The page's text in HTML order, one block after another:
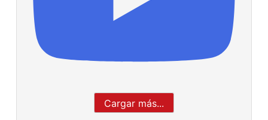
Cargar más...